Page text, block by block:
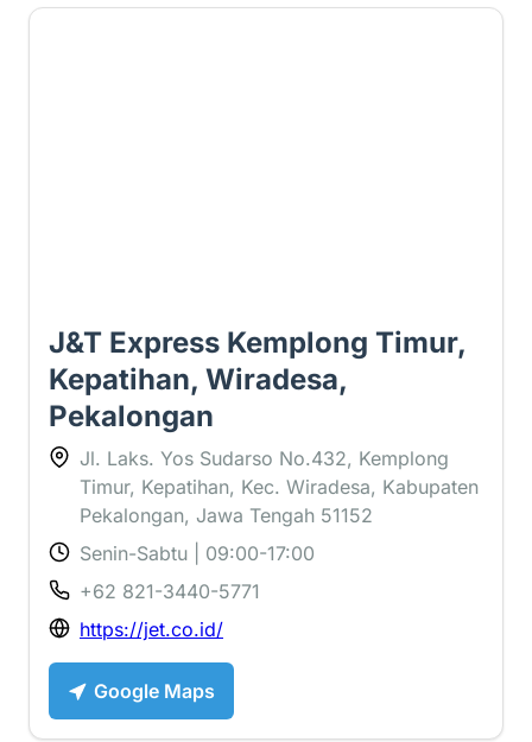
J&T Express Kemplong Timur,
Kepatihan, Wiradesa,
Pekalongan
Jl. Laks. Yos Sudarso No.432, Kemplong
Timur, Kepatihan, Kec. Wiradesa, Kabupaten
Pekalongan, Jawa Tengah 51152
Senin-Sabtu | 09:00-17:00
+62 821-3440-5771
https://jet.co.id/
Google Maps